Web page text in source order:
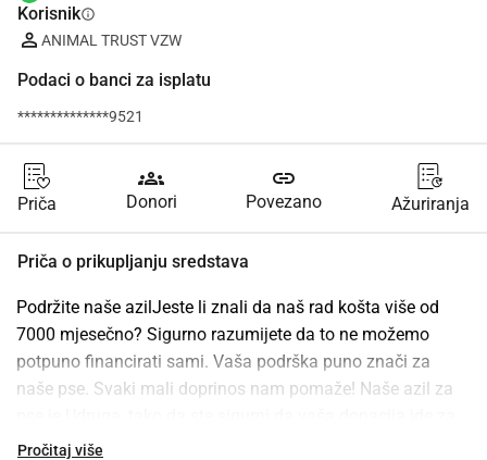
Korisnikinfo
ANIMAL TRUST VZW
Podaci o banci za isplatu
**************9521
Priča
groups
Donori
link
Povezano Ažuriranja
Priča o prikupljanju sredstava
Podržite naše azilJeste li znali da naš rad košta više od
7000 mjesečno? Sigurno razumijete da to ne možemo
potpuno financirati sami. Vaša podrška puno znači za
naše pse. Svaki mali doprinos nam pomaže! Naše azil za
dobrobit životinja.Samo zahvaljujući vašim donacijama
Pročitaj više